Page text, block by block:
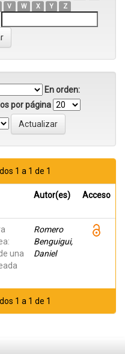
V W X Y Z
En orden:
por página
1 a 1 de 1
Autor(es) Acceso
una
Romero
Benguigui,
Daniel
1 a 1 de 1